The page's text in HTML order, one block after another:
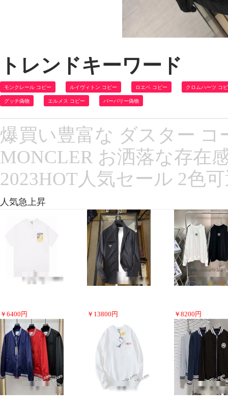
トレンドキーワード
モンクレール コピー ルイヴィトン コピー ロエベ コピー クロムハーツ コ
グッチ偽物 エルメス コピー バーバリー偽物
爆買い豊富な ダスター
MONCLER お洒落な存在
2023HOT人気セール 2色
人気急上昇
￥ 6400 円 ￥ 13800 円 ￥ 8200 円